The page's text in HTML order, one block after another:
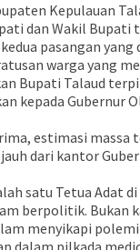
Kepulauan
dan Wakil
pasangan
warga yang
Bupati Talaud
kepada Gubernur
estimasi massa
dari kantor
satu Tetua Adat
berpolitik. Bukan
menyikapi